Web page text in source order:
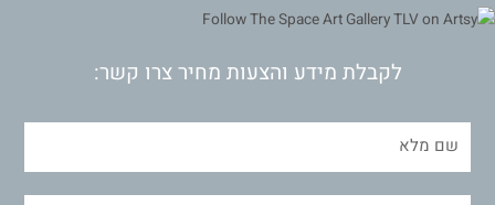
לקבלת מידע והצעות מחיר צרו קשר: